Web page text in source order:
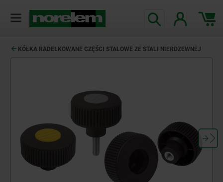
KÓŁKA RADEŁKOWANE CZĘŚCI STALOWE ZE STALI NIERDZEWNEJ